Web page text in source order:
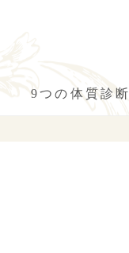
9つの体質診断